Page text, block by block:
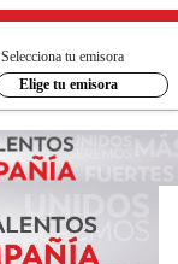
Selecciona tu emisora
Elige tu emisora